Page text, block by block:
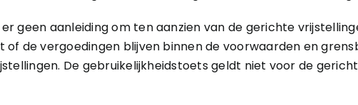
er geen aanleiding om ten aanzien van de gerichte
de vergoedingen blijven binnen de voorwaarden en
De gebruikelijkheidstoets geldt niet voor de